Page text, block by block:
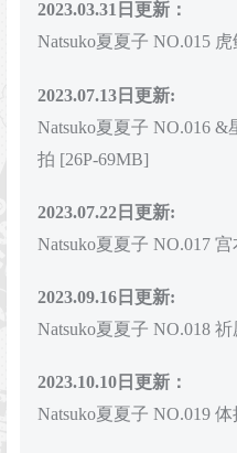
2023.03.31日更新：
Natsuko夏夏子 NO.015
2023.07.13日更新:
Natsuko夏夏子 NO.016
拍 [26P-69MB]
2023.07.22日更新:
Natsuko夏夏子 NO.017
2023.09.16日更新:
Natsuko夏夏子 NO.018
2023.10.10日更新：
Natsuko夏夏子 NO.019